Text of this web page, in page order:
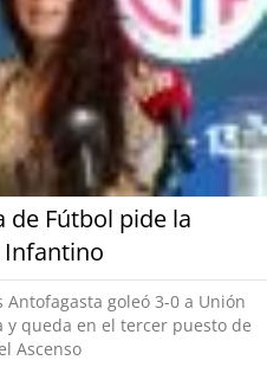
de Fútbol pide la
Antofagasta goleó 3-0 a Unión
en el tercer puesto de
Ascenso